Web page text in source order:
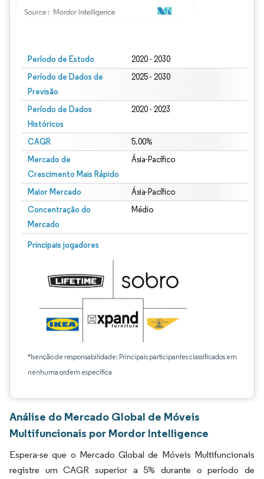
Período de Estudo 2020 - 2030
Período de Dados de
Previsão
2025 - 2030
Período de Dados
Históricos
2020 - 2023
CAGR 5.00%
Mercado de
Crescimento Mais Rápido
Ásia-Pacífico
Maior Mercado Ásia-Pacífico
Concentração do
Mercado
Médio
Principais jogadores
*Isenção de responsabilidade: Principais participantes classificados em
nenhuma ordem específica
Análise do Mercado Global de Móveis
Multifuncionais por Mordor Intelligence
Espera-se que o Mercado Global de Móveis Multifuncionais
registre um CAGR superior a 5% durante o período de